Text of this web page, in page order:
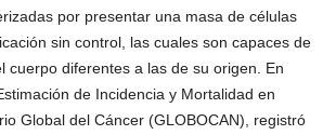
por presentar una masa de células
sin control, las cuales son capaces de
cuerpo diferentes a las de su origen. En
de Incidencia y Mortalidad en
Global del Cáncer (GLOBOCAN), registró